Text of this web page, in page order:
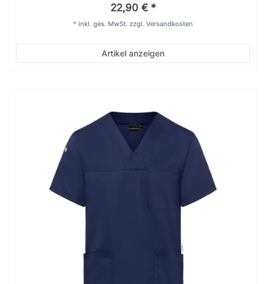
22,90 € *
Artikel anzeigen
* inkl. ges. MwSt. zzgl. Versandkosten